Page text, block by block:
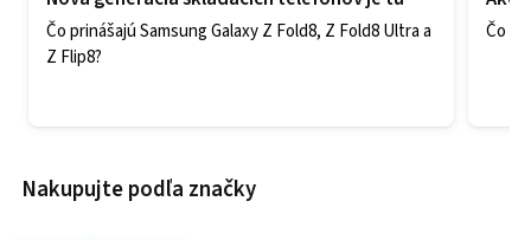
Čo prinášajú Samsung Galaxy Z Fold8, Z Fold8 Ultra a
Z Flip8?
Čo
Nakupujte podľa značky